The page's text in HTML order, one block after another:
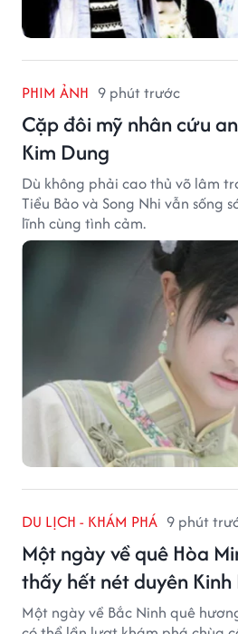
PHIM ẢNH 9 phút trước
Cặp đôi mỹ nhân cứu
Kim Dung
Dù không phải cao thủ võ lâm
Tiểu Bảo và Song Nhi vẫn sống
lĩnh cùng tình cảm.
DU LỊCH - KHÁM PHÁ 9 phút
Một ngày về quê Hòa
thấy hết nét duyên Kinh
Một ngày về Bắc Ninh quê